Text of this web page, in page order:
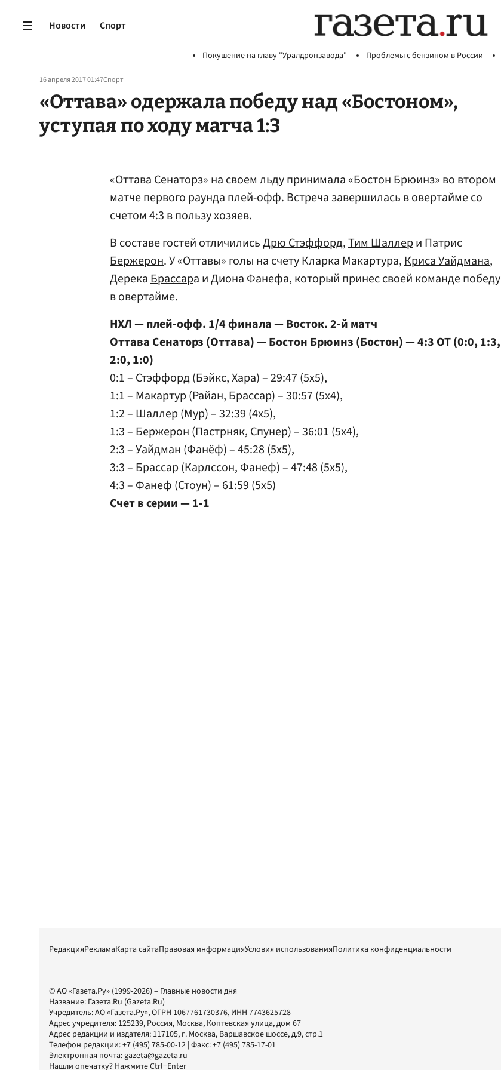
Новости Спорт
Покушение на главу "Уралдронзавода" Проблемы с бензином в России
16 апреля 2017 01:47Спорт
«Оттава» одержала победу над «Бостоном»,
уступая по ходу матча 1:3
«Оттава Сенаторз» на своем льду принимала «Бостон Брюинз» во втором
матче первого раунда плей-офф. Встреча завершилась в овертайме со
счетом 4:3 в пользу хозяев.
В составе гостей отличилисьДрю Стэффорд,Тим Шаллери Патрис
Бержерон. У «Оттавы» голы на счету Кларка Макартура,Криса Уайдмана,
ДерекаБрассара и Диона Фанефа, который принес своей команде победу
в овертайме.
НХЛ — плей-офф. 1/4 финала — Восток. 2-й матч
Оттава Сенаторз (Оттава) — Бостон Брюинз (Бостон) — 4:3 ОТ (0:0, 1:3,
2:0, 1:0)
0:1 – Стэффорд (Бэйкс, Хара) – 29:47 (5x5),
1:1 – Макартур (Райан, Брассар) – 30:57 (5x4),
1:2 – Шаллер (Мур) – 32:39 (4x5),
1:3 – Бержерон (Пастрняк, Спунер) – 36:01 (5x4),
2:3 – Уайдман (Фанёф) – 45:28 (5x5),
3:3 – Брассар (Карлссон, Фанеф) – 47:48 (5x5),
4:3 – Фанеф (Стоун) – 61:59 (5x5)
Счет в серии — 1-1
РедакцияРекламаКарта сайтаПравовая информацияУсловия использованияПолитика конфиденциальности
© АО «Газета.Ру» (1999-2026) – Главные новости дня
Название: Газета.Ru (Gazeta.Ru)
Учредитель:АО «Газета.Ру», ОГРН 1067761730376, ИНН 7743625728
Адрес учредителя: 125239, Россия, Москва, Коптевская улица, дом 67
Адрес редакции и издателя: 117105, г. Москва, Варшавское шоссе, д.9, стр.1
Телефон редакции:+7 (495) 785-00-12 | Факс:+7 (495) 785-17-01
Электронная почта:gazeta@gazeta.ru
Нашли опечатку? Нажмите Ctrl+Enter